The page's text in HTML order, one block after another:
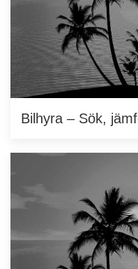
Bilhyra – Sök,